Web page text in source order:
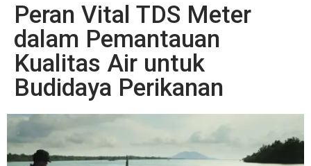
Peran Vital TDS Meter
dalam Pemantauan
Kualitas Air untuk
Budidaya Perikanan